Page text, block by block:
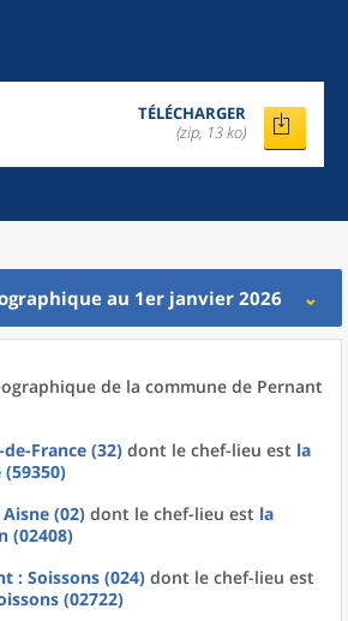
TÉLÉCHARGER
(zip, 13 ko)
au 1er janvier 2026
de la commune de Pernant
France (32) dont le chef-lieu est la
(59350)
Aisne (02) dont le chef-lieu est la
(02408)
: Soissons (024) dont le chef-lieu est
(02722)